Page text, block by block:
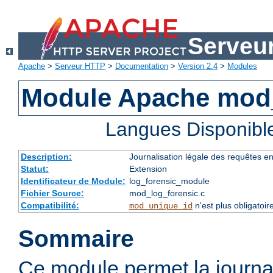
Apache > Serveur HTTP > Documentation > Version 2.4 > Modules
Module Apache
Langues
Description:
Journalisation légale des requêtes
Statut:
Extension
Identificateur de Module: log_forensic_module
Fichier Source:
mod_log_forensic.c
Compatibilité:
mod_unique_idn'est plus
Sommaire